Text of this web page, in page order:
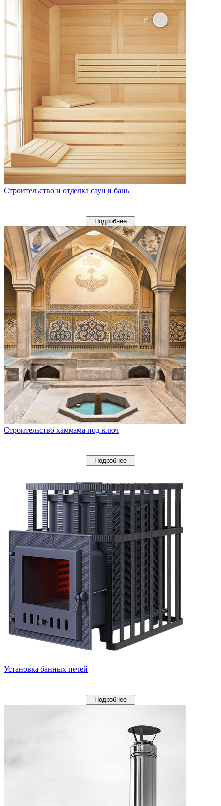
Строительство и отделка саун и бань
Подробнее
Строительство хаммама под ключ
Подробнее
Установка банных печей
Подробнее